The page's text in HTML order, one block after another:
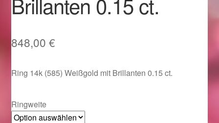
Im Gedenken an
Karneval 2020 – Schmuck zu Fasching & Co.
848,00 €
Ring 14k (585) Weißgold mit Brillanten 0.15 ct.
Ringweite